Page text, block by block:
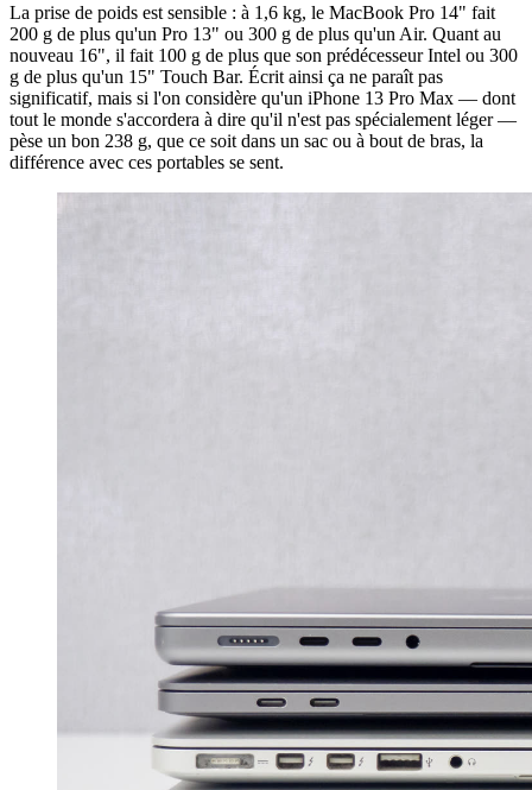
La prise de poids est sensible : à 1,6 kg, le MacBook Pro 14" fait
200 g de plus qu'un Pro 13" ou 300 g de plus qu'un Air. Quant au
nouveau 16", il fait 100 g de plus que son prédécesseur Intel ou 300
g de plus qu'un 15" Touch Bar. Écrit ainsi ça ne paraît pas
significatif, mais si l'on considère qu'un iPhone 13 Pro Max — dont
tout le monde s'accordera à dire qu'il n'est pas spécialement léger —
pèse un bon 238 g, que ce soit dans un sac ou à bout de bras, la
différence avec ces portables se sent.